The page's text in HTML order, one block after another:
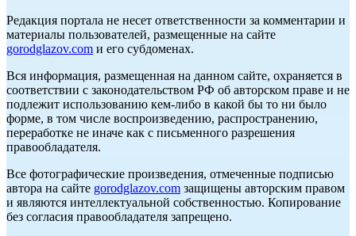
Редакция портала не несет ответственности за комментарии и
материалы пользователей, размещенные на сайте
gorodglazov.com и его субдоменах.
Вся информация, размещенная на данном сайте, охраняется в
соответствии с законодательством РФ об авторском праве и не
подлежит использованию кем-либо в какой бы то ни было
форме, в том числе воспроизведению, распространению,
переработке не иначе как с письменного разрешения
правообладателя.
Все фотографические произведения, отмеченные подписью
автора на сайте gorodglazov.com защищены авторским правом
и являются интеллектуальной собственностью. Копирование
без согласия правообладателя запрещено.